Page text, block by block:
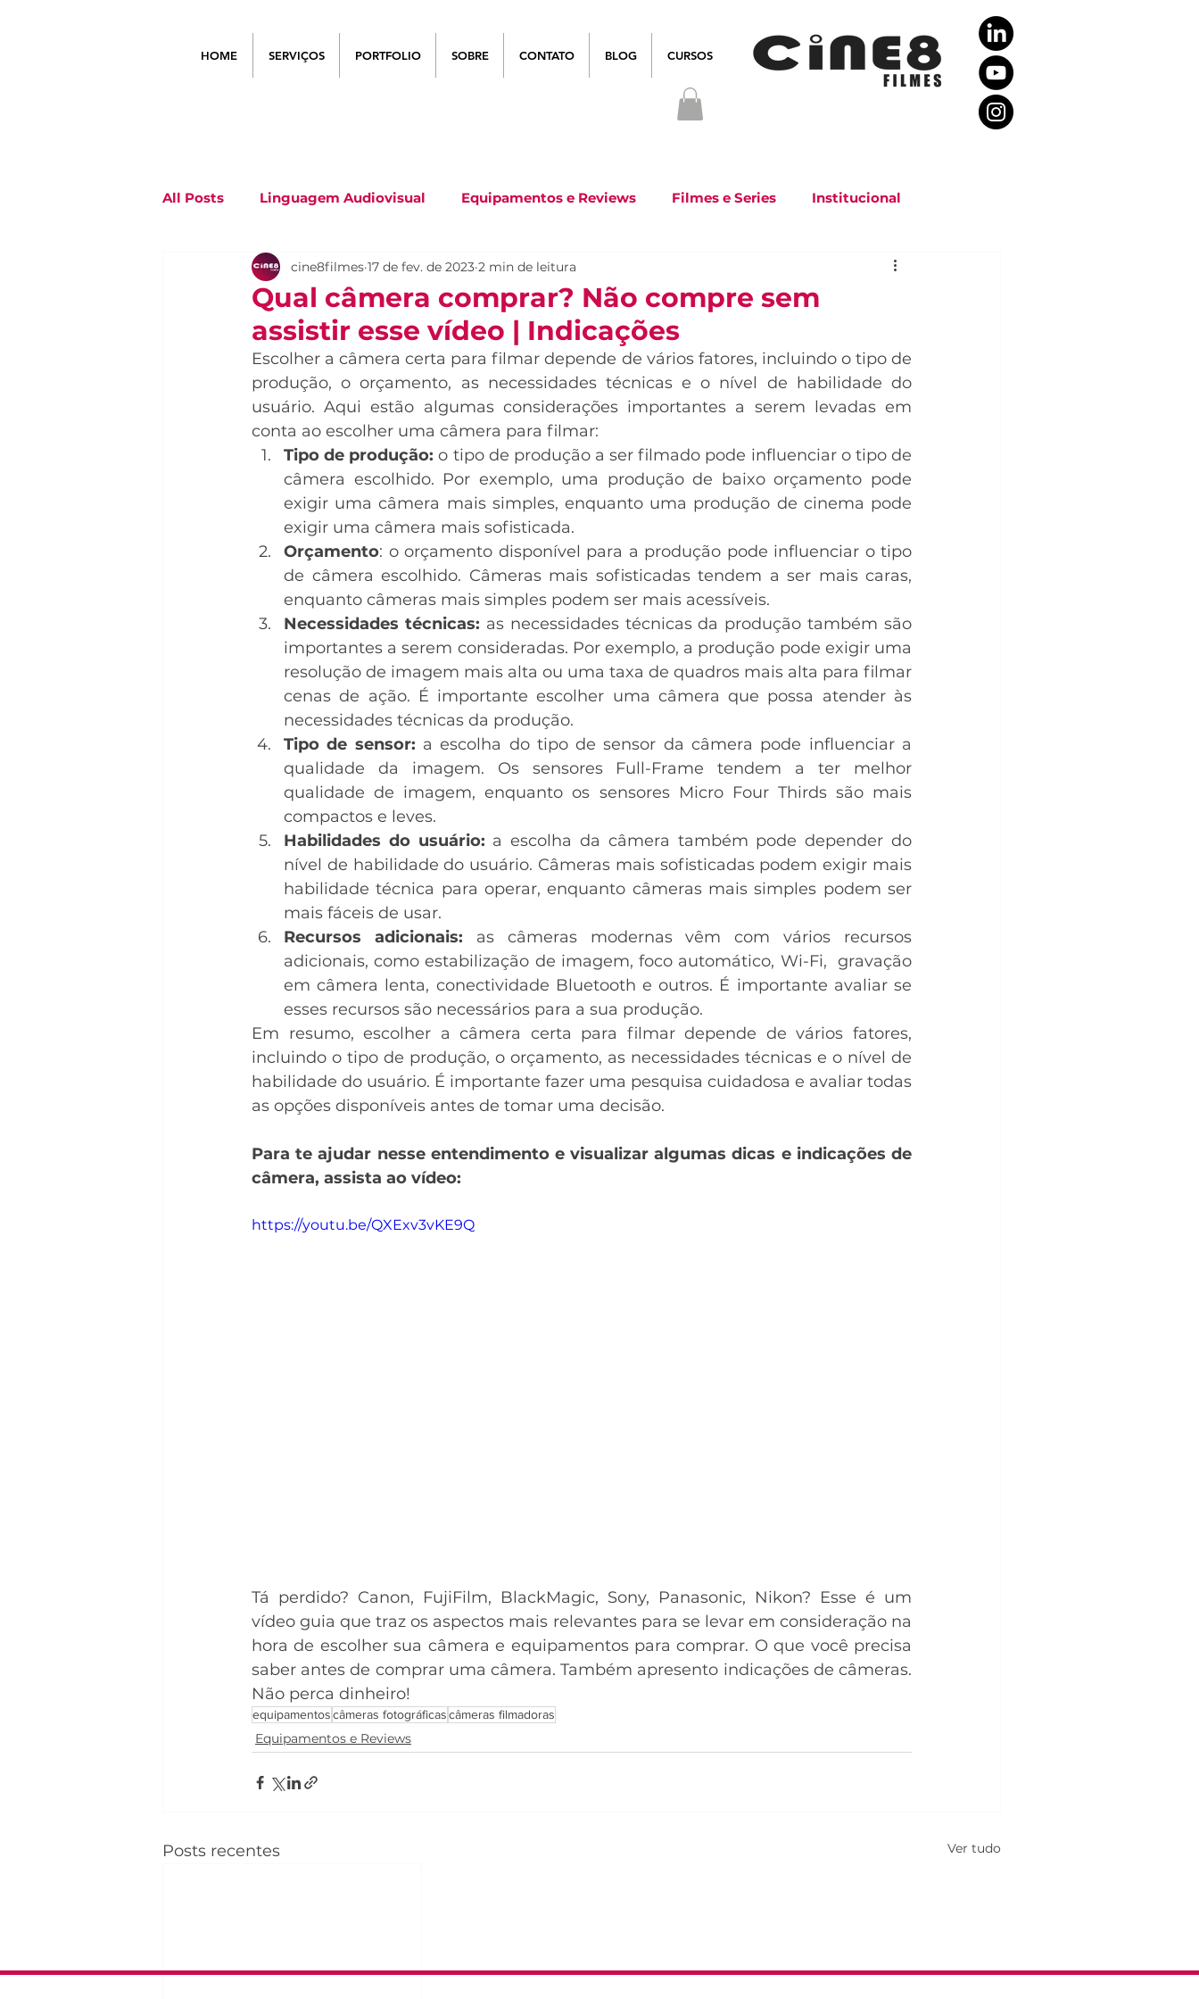
HOME SERVIÇOS PORTFOLIO SOBRE CONTATO BLOG CURSOS
All Posts Linguagem Audiovisual Equipamentos e Reviews Filmes e Series Institucional
Qual câmera comprar? Não compre sem
assistir esse vídeo | Indicações
cine8filmes 17 de fev. de 2023 2 min de leitura
Escolher a câmera certa para filmar depende de vários fatores, incluindo o tipo de
produção, o orçamento, as necessidades técnicas e o nível de habilidade do
usuário. Aqui estão algumas considerações importantes a serem levadas em
conta ao escolher uma câmera para filmar:
Tipo de produção: o tipo de produção a ser filmado pode influenciar o tipo de
câmera escolhido. Por exemplo, uma produção de baixo orçamento pode
exigir uma câmera mais simples, enquanto uma produção de cinema pode
exigir uma câmera mais sofisticada.
Orçamento: o orçamento disponível para a produção pode influenciar o tipo
de câmera escolhido. Câmeras mais sofisticadas tendem a ser mais caras,
enquanto câmeras mais simples podem ser mais acessíveis.
Necessidades técnicas: as necessidades técnicas da produção também são
importantes a serem consideradas. Por exemplo, a produção pode exigir uma
resolução de imagem mais alta ou uma taxa de quadros mais alta para filmar
cenas de ação. É importante escolher uma câmera que possa atender às
necessidades técnicas da produção.
Tipo de sensor: a escolha do tipo de sensor da câmera pode influenciar a
qualidade da imagem. Os sensores Full-Frame tendem a ter melhor
qualidade de imagem, enquanto os sensores Micro Four Thirds são mais
compactos e leves.
Habilidades do usuário: a escolha da câmera também pode depender do
nível de habilidade do usuário. Câmeras mais sofisticadas podem exigir mais
habilidade técnica para operar, enquanto câmeras mais simples podem ser
mais fáceis de usar.
Recursos adicionais: as câmeras modernas vêm com vários recursos
adicionais, como estabilização de imagem, foco automático, Wi-Fi,  gravação
em câmera lenta, conectividade Bluetooth e outros. É importante avaliar se
esses recursos são necessários para a sua produção.
Em resumo, escolher a câmera certa para filmar depende de vários fatores,
incluindo o tipo de produção, o orçamento, as necessidades técnicas e o nível de
habilidade do usuário. É importante fazer uma pesquisa cuidadosa e avaliar todas
as opções disponíveis antes de tomar uma decisão.
Para te ajudar nesse entendimento e visualizar algumas dicas e indicações de
câmera, assista ao vídeo:
https://youtu.be/QXExv3vKE9Q
Tá perdido? Canon, FujiFilm, BlackMagic, Sony, Panasonic, Nikon? Esse é um
vídeo guia que traz os aspectos mais relevantes para se levar em consideração na
hora de escolher sua câmera e equipamentos para comprar. O que você precisa
saber antes de comprar uma câmera. Também apresento indicações de câmeras.
Não perca dinheiro!
equipamentoscâmeras fotográficascâmeras filmadoras
Equipamentos e Reviews
Posts recentes Ver tudo